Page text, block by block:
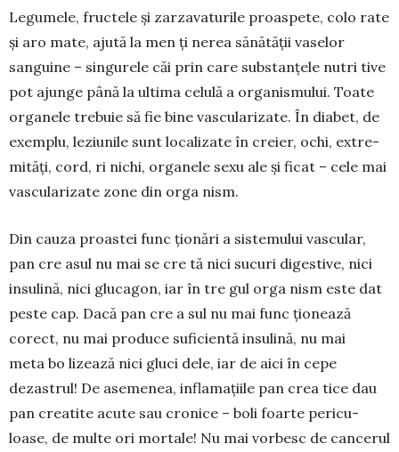
Legumele, fructele şi zarzava­turile proaspete, colo­ rate
şi aro­ mate, ajută la men­ ţi­ nerea sănătăţii vaselor
sanguine – singurele căi prin care substanţele nutri­ tive
pot ajunge până la ultima celulă a organismului. Toate
organele tre­buie să fie bine vascularizate. În diabet, de
exemplu, leziunile sunt localizate în creier, ochi, extre­
mităţi, cord, ri­ nichi, organele sexu­ ale şi ficat – cele mai
vascularizate zone din orga­ nism.
Din cauza proastei func­ ţionări a sistemului vascular,
pan­ cre­ asul nu mai se­ cre­ tă nici sucuri digestive, nici
insulină, nici glucagon, iar în­ tre­ gul orga­ nism este dat
pes­te cap. Dacă pan­ cre­ a­ sul nu mai func­ ţio­nează
corect, nu mai produce sufi­cientă insulină, nu mai
meta­ bo­ lizează nici gluci­ dele, iar de aici în­ cepe
dezastrul! De ase­menea, in­fla­­maţiile pan­ crea­ tice dau
pan­ creatite acute sau cronice – boli foarte pericu­
loase, de multe ori mortale! Nu mai vorbesc de can­cerul